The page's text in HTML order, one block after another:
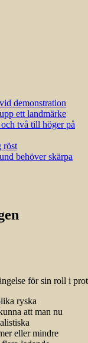
demonstration
ett landmärke
två till höger på
röst
behöver skärpa
för sin roll i
ryska
att man nu
eller mindre